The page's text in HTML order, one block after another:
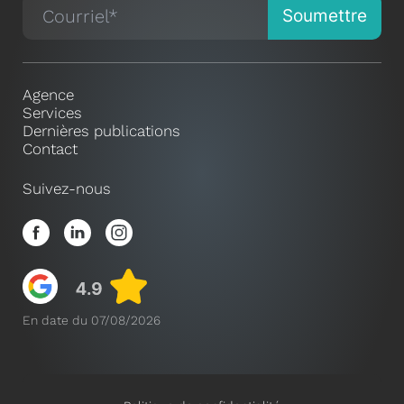
Agence
Services
Dernières publications
Contact
Suivez-nous
En date du 07/08/2026